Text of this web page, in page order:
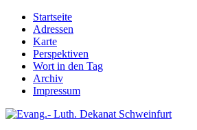
Direkt zum Inhalt
Hauptmenü
Startseite
Adressen
Karte
Perspektiven
Wort in den Tag
Archiv
Impressum